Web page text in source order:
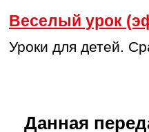
Веселый урок
Уроки для детей.
Данная